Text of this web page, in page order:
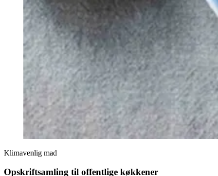
Klimavenlig mad
Opskriftsamling til offentlige køkkener